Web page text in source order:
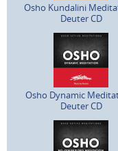
Osho Kundalini
Deuter CD
Osho Dynamic
Deuter CD